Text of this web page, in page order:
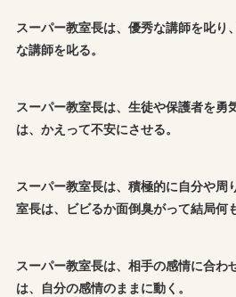
スーパー教室長は、優秀な講師を叱り
な講師を叱る。
スーパー教室長は、生徒や保護者を勇
は、かえって不安にさせる。
スーパー教室長は、積極的に自分や周
室長は、ビビるか面倒臭がって結局何
スーパー教室長は、相手の感情に合わ
は、自分の感情のままに動く。